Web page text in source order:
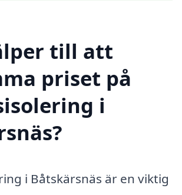
till att
priset på
i
i Båtskärsnäs är en viktig